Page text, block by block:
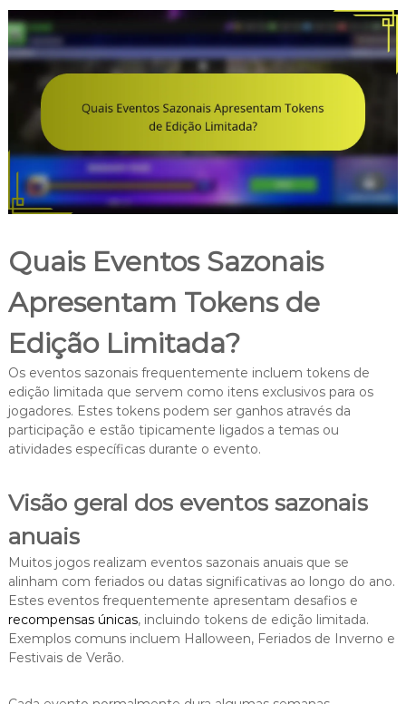
Quais Eventos Sazonais
Apresentam Tokens de
Edição Limitada?
Os eventos sazonais frequentemente incluem tokens de
edição limitada que servem como itens exclusivos para os
jogadores. Estes tokens podem ser ganhos através da
participação e estão tipicamente ligados a temas ou
atividades específicas durante o evento.
Visão geral dos eventos sazonais
anuais
Muitos jogos realizam eventos sazonais anuais que se
alinham com feriados ou datas significativas ao longo do ano.
Estes eventos frequentemente apresentam desafios e
recompensas únicas, incluindo tokens de edição limitada.
Exemplos comuns incluem Halloween, Feriados de Inverno e
Festivais de Verão.